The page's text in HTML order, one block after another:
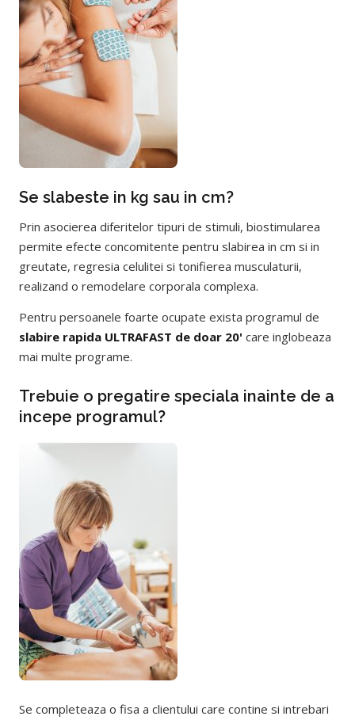
Se slabeste in kg sau in cm?
Prin asocierea diferitelor tipuri de stimuli, biostimularea
permite efecte concomitente pentru slabirea in cm si in
greutate, regresia celulitei si tonifierea musculaturii,
realizand o remodelare corporala complexa.
Pentru persoanele foarte ocupate exista programul de
slabire rapida ULTRAFAST de doar 20' care inglobeaza
mai multe programe.
Trebuie o pregatire speciala inainte de a
incepe programul?
Se completeaza o fisa a clientului care contine si intrebari